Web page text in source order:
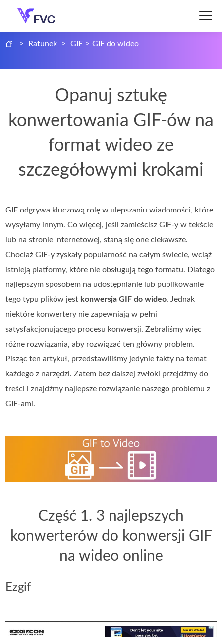
> Ratunek > GIF > GIF do wideo
Opanuj sztukę
konwertowania GIF-ów na
format wideo ze
szczegółowymi krokami
GIF odgrywa kluczową rolę w ulepszaniu wiadomości, które
wysyłamy innym. Co więcej, jeśli zamieścisz GIF‑y w tekście
lub na stronie internetowej, staną się one ciekawsze.
Chociaż GIF‑y zyskały popularność na całym świecie, wciąż
istnieją platformy, które nie obsługują tego formatu. Dlatego
najlepszym sposobem na udostępnianie lub publikowanie
tego typu plików jest konwersja GIF do wideo. Jednak
niektóre konwertery nie zapewniają w pełni
satysfakcjonującego procesu konwersji. Zebraliśmy więc
różne rozwiązania, aby rozwiązać ten główny problem.
Pisząc ten artykuł, przedstawiliśmy jedynie fakty na temat
każdego z narzędzi. Zatem bez dalszej zwłoki przejdźmy do
treści i znajdźmy najlepsze rozwiązanie naszego problemu z
GIF‑ami.
Część 1. 3 najlepszych
konwerterów do konwersji GIF
na wideo online
Ezgif